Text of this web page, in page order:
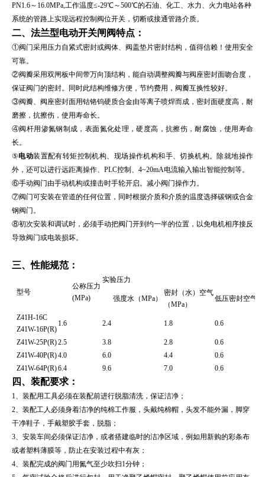
PN1.6～16.0MPa,工作温度≤-29℃～500℃的石油、化工、水力、火力电站各种
系统的管路上实现远程控制阀位开关，切断或接通管路介质。
二、 法兰型电动开关闸阀特点：
①阀门采用压力自紧式密封或阀体、阀盖垫片密封结构，值得信赖！使用安全
可靠。
②阀瓣采用双闸板中间带万向顶结构，能自动调整阀瓣与阀座密封面吻合度，
保证阀门的密封。同时此结构维修方便，节约费用，阀瓣互换性较好。
③阀瓣、阀座密封面用钴铬钨硬质合金由等离子喷焊而成，密封面硬度高，耐
磨擦，抗擦伤，使用寿命长。
④阀杆用渗氮钢制成，表面氮化处理，硬度高，抗擦伤，耐腐蚀，使用寿命
长。
⑤电动装置配有转矩控制机构、现场操作机构和手、切换机构。除就地操作
外，还可以进行远距离操作、PLC控制、4~20mA电流输入输出智能控制等。
⑥手动阀门由手动机构或撞击时手轮开启。减小阀门操作力。
⑦阀门可安装在管道的任何位置，同时根据介质和介质的温度选择碳钢或合金
钢阀门。
⑧初次安装和调试时，必须手动把阀门开到约一半的位置，以免电机相序接反
导致阀门或电装损坏。
三、性能规范：
型号
公称压力
(MPa)
实验压力
强度水（MPa）
密封（水）空气
（MPa）
低压密封空气
Z41H-16C
Z41W-16P(R)
1.6 2.4 1.8 0.6
Z41W-25P(R)2.5 3.8 2.8
0.6
Z41W-40P(R)4.0 6.0 4.4
0.6
Z41W-64P(R)6.4 9.6 7.0 0.6
四、装配要求：
1、装配用工具必须在装配前进行脱脂清洗，保证洁净；
2、装配工人必须身着洁净的纯棉工作服，头戴纯棉帽，头发不能外漏，脚穿
干净鞋子，手戴塑胶手套，脱脂；
3、安装车间必须保证洁净，或者搭建临时的洁净区域，例如用新购的彩条布
或者塑料薄膜等，防止在安装过程中有灰；
4、装配完成的阀门用氮气至少吹扫1分钟；